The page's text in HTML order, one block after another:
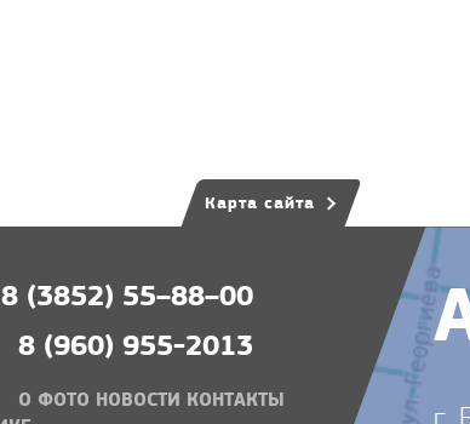
Карта сайта
8 (3852) 55–88–00
8 (960) 955-2013
О ФОТО НОВОСТИ КОНТАКТЫ